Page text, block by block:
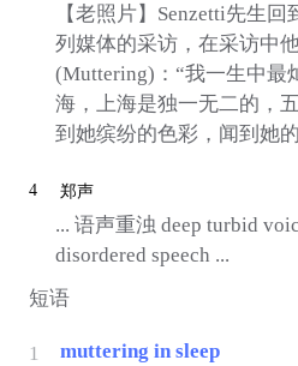
【老照片】Senzetti先生
列媒体的采访，在采访中
(Muttering)：“我一生中最
海，上海是独一无二的，
到她缤纷的色彩，闻到她
4 郑声
... 语声重浊 deep turbid
disordered speech ...
短语
1 muttering in sleep